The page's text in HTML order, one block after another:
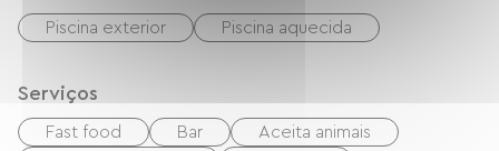
Piscina exterior Piscina aquecida
Serviços
Fast food Bar
Aceita animais